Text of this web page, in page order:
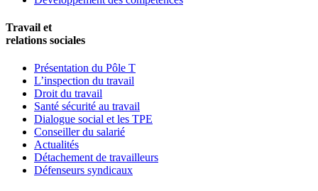
Travail et
relations sociales
Présentation du Pôle T
L’inspection du travail
Droit du travail
Santé sécurité au travail
Dialogue social et les TPE
Conseiller du salarié
Actualités
Détachement de travailleurs
Défenseurs syndicaux